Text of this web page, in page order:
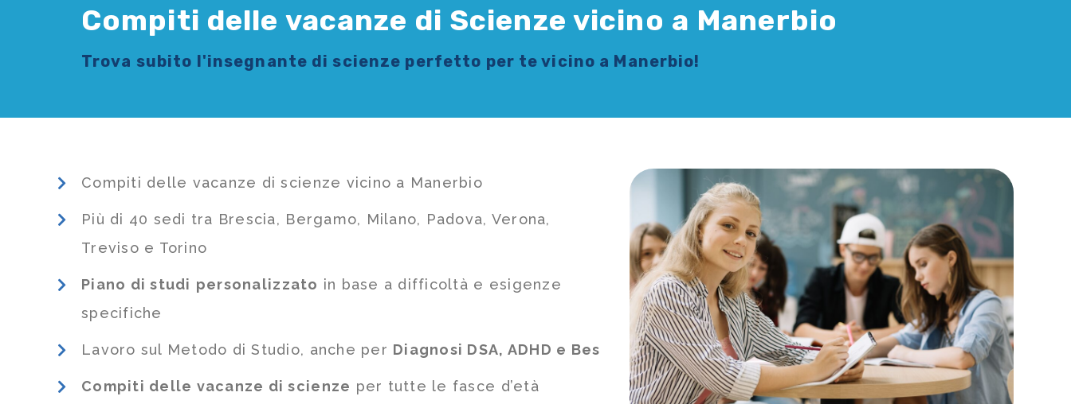
Compiti delle vacanze di Scienze vicino a Manerbio
Trova subito l'insegnante di scienze perfetto per te vicino a Manerbio!
Compiti delle vacanze di scienze vicino a Manerbio
Più di 40 sedi tra Brescia, Bergamo, Milano, Padova, Verona,
Treviso e Torino
Piano di studi personalizzato in base a difficoltà e esigenze
specifiche
Lavoro sul Metodo di Studio, anche per Diagnosi DSA, ADHD e Bes
Compiti delle vacanze di scienze per tutte le fasce d’età